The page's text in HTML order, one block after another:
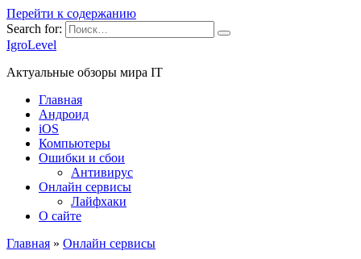
Перейти к содержанию
Search for:
IgroLevel
Актуальные обзоры мира IT
Главная
Андроид
iOS
Компьютеры
Ошибки и сбои
Антивирус
Онлайн сервисы
Лайфхаки
О сайте
Главная » Онлайн сервисы